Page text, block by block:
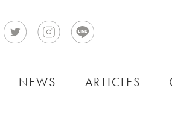
NEWS ARTICLES